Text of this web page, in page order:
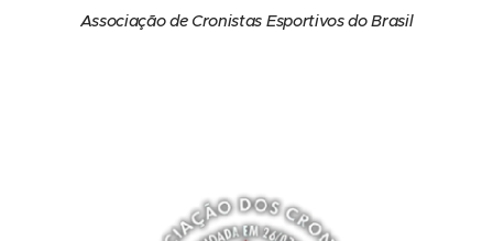
Associação de Cronistas Esportivos do Brasil